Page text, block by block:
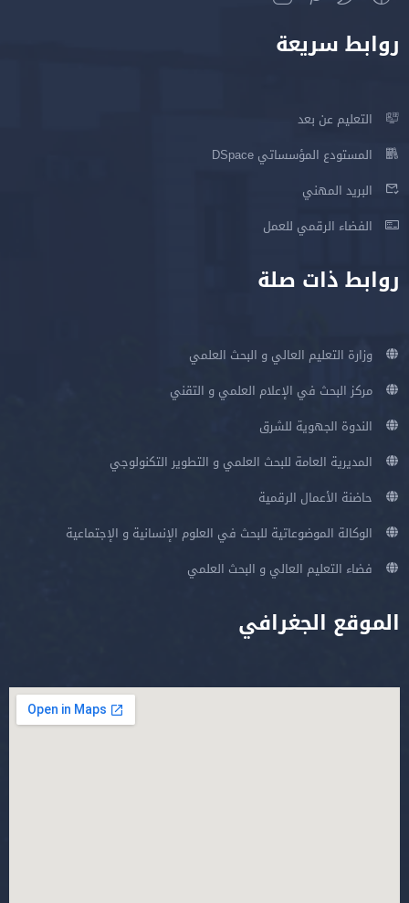
روابط سريعة
التعليم عن بعد
المستودع المؤسساتي DSpace
البريد المهني
الفضاء الرقمي للعمل
روابط ذات صلة
وزارة التعليم العالي و البحث العلمي
مركز البحث في الإعلام العلمي و التقني
الندوة الجهوية للشرق
المديرية العامة للبحث العلمي و التطوير التكنولوجي
حاضنة الأعمال الرقمية
الوكالة الموضوعاتية للبحث في العلوم الإنسانية و الإجتماعية
فضاء التعليم العالي و البحث العلمي
الموقع الجغرافي